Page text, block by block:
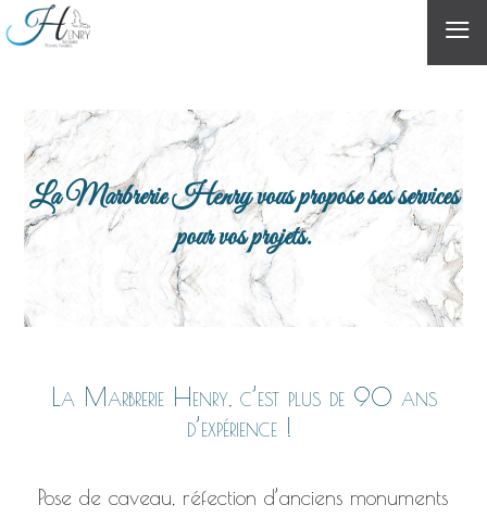
≡
La Marbrerie Henry vous propose ses services
pour vos projets.
La Marbrerie Henry, c’est plus de 90 ans
d’expérience !
Pose de caveau, réfection d’anciens monuments